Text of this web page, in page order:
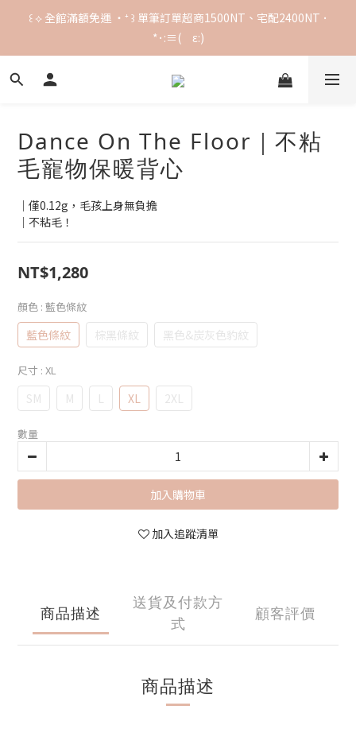
꒰ ⟡ 全館滿額免運 ‧⁺ ꒱ 單筆訂單超商1500NT、宅配2400NT ･
*･:≡(　ε:)
꒰ ⟡ 全館滿額免運 ‧⁺ ꒱ 單筆訂單超商1500NT、宅配2400NT ･
*･:≡(　ε:)
謝謝喵粉們喜愛>< 訂單塞車中，現貨下單後預計5-7天出貨🚚！
꒰ ⟡ 全館滿額免運 ‧⁺ ꒱ 單筆訂單超商1500NT、宅配2400NT ･
*･:≡(　ε:)
Dance On The Floor｜不粘
毛寵物保暖背心
｜僅0.12g，毛孩上身無負擔
｜不粘毛！
NT$1,280
顏色 : 藍色條紋
藍色條紋 棕黑條紋 黑色&炭灰色豹紋
尺寸 : XL
SM M L XL 2XL
數量
加入購物車
加入追蹤清單
商品描述
送貨及付款方
式
顧客評價
商品描述